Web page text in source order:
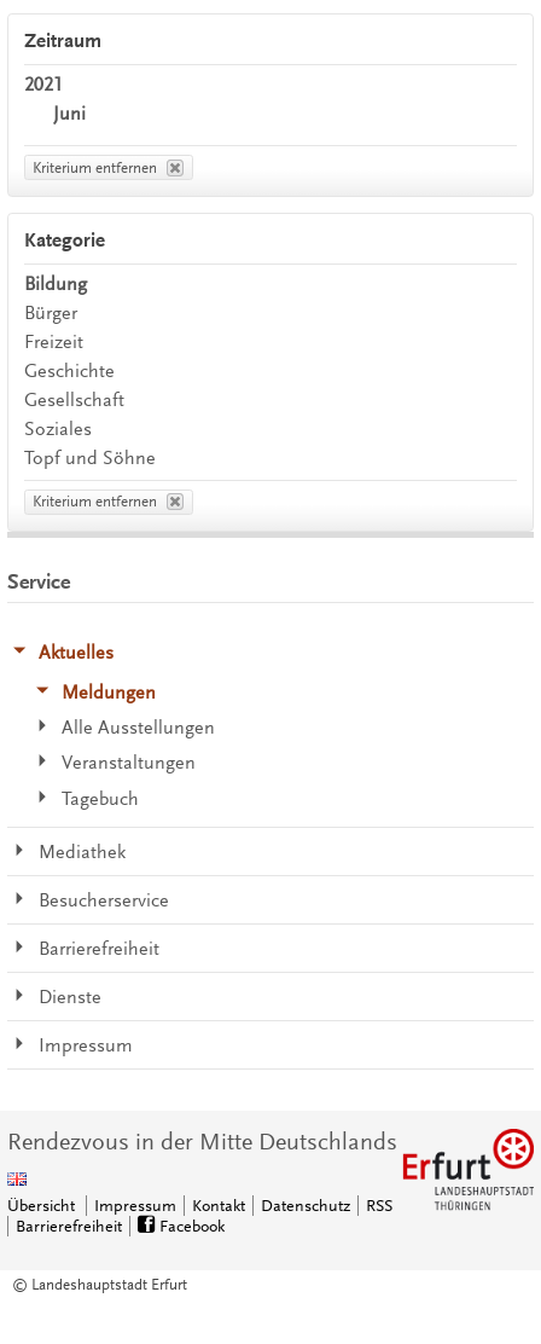
Zeitraum
2021
Juni
Kriterium entfernen
Kategorie
Bildung
Bürger
Freizeit
Geschichte
Gesellschaft
Soziales
Topf und Söhne
Kriterium entfernen
Service
Aktuelles
Meldungen
Alle Ausstellungen
Veranstaltungen
Tagebuch
Mediathek
Besucherservice
Barrierefreiheit
Dienste
Impressum
Rendezvous in der Mitte Deutschlands
Übersicht Impressum Kontakt Datenschutz
RSS
Barrierefreiheit
Facebook
© Landeshauptstadt Erfurt